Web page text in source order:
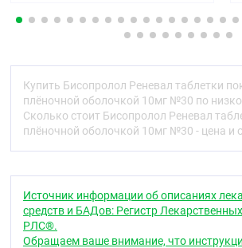
Фармакологические свойства
Фармакодинамика
Селективный бета1-
собственной симпатомиметической
обладает
Он обладает лишь незначительным
адренорецепторам, участвующим в
метаболизма. Следовательно,
не влияет на сопротивление
метаболические процессы, в
бета2-адренорецепторы.
Купить Бисопролол Реневал таблетки
плёночной оболочкой 10мг №30 по
Сколько стоит Бисопролол Реневал
плёночной оболочкой 10мг №30 - цена и
Источник информации об описаниях
средств и БАДов: Регистр
РЛС®.
Обращаем ваше внимание, что